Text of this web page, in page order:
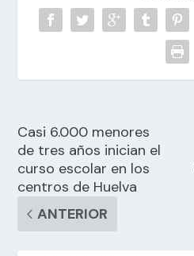
Casi 6.000 menores
de tres años inician el
curso escolar en los
centros de Huelva
ANTERIOR